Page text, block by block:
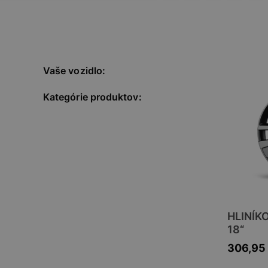
Vaše vozidlo:
Kategórie produktov:
18“
306,95